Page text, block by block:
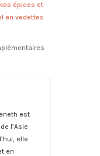
r
n
épices et
en vedettes
est
l’Asie
elle
en